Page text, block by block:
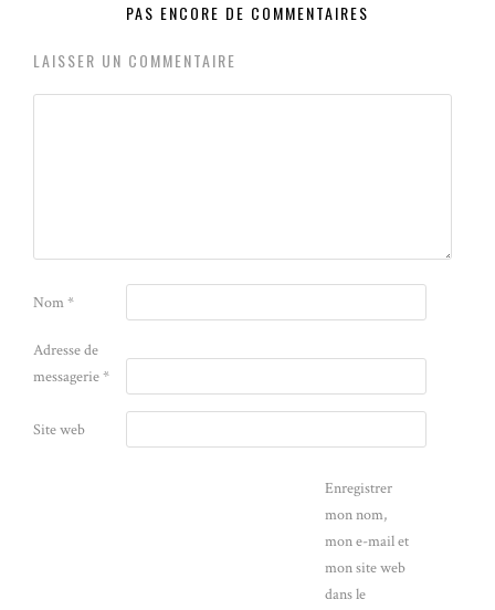
PAS ENCORE DE COMMENTAIRES
LAISSER UN COMMENTAIRE
Nom*
Adresse de
messagerie*
Site web
Enregistrer
mon nom,
mon e-mail et
mon site web
dans le